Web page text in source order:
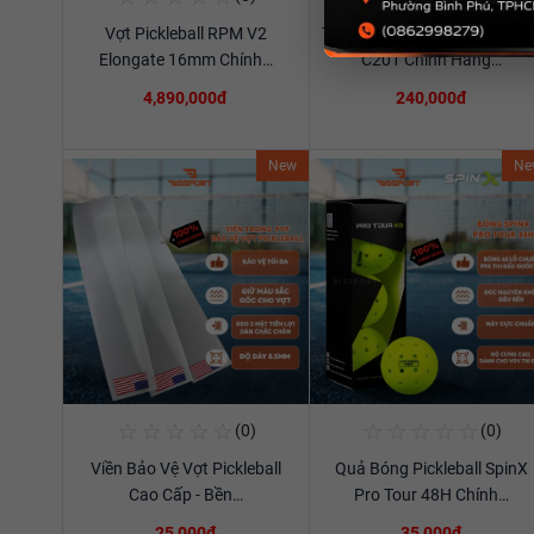
Vợt Pickleball RPM V2
Elongate 16mm Chính…
4,890,000đ
Túi Thể Thao Cầu Lông Ywyat
C201 Chính Hãng…
240,000đ
New
Xem chi tiết
(0)
Viền Bảo Vệ Vợt Pickleball
Cao Cấp - Bền…
Xem chi tiết
(0)
Quả Bóng Pickleball SpinX
Pro Tour 48H Chính…